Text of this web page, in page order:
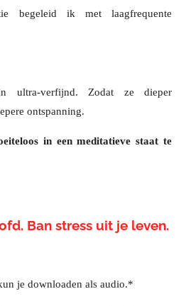
begeleid ik met laagfrequente
ultra-verfijnd.Zodat ze dieper
ontspanning.
in een meditatieve staat te
Ban stress uit je leven.
je downloaden als audio.*